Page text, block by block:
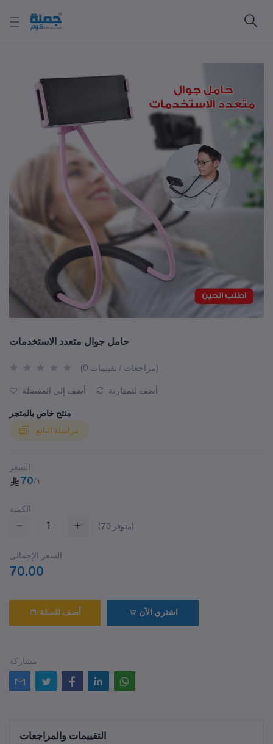
حامل جوال متعدد الاستخدمات
(0 مراجعات / تقييمات)
أضف إلى المفضلة أضف للمقارنة
منتج خاص بالمتجر
مراسلة البائع
السعر
70 /١
الكمية
(70 متوفر)
السعر الإجمالي
70.00
أضف للسلة اشتري الآن
مشاركة
التقييمات والمراجعات